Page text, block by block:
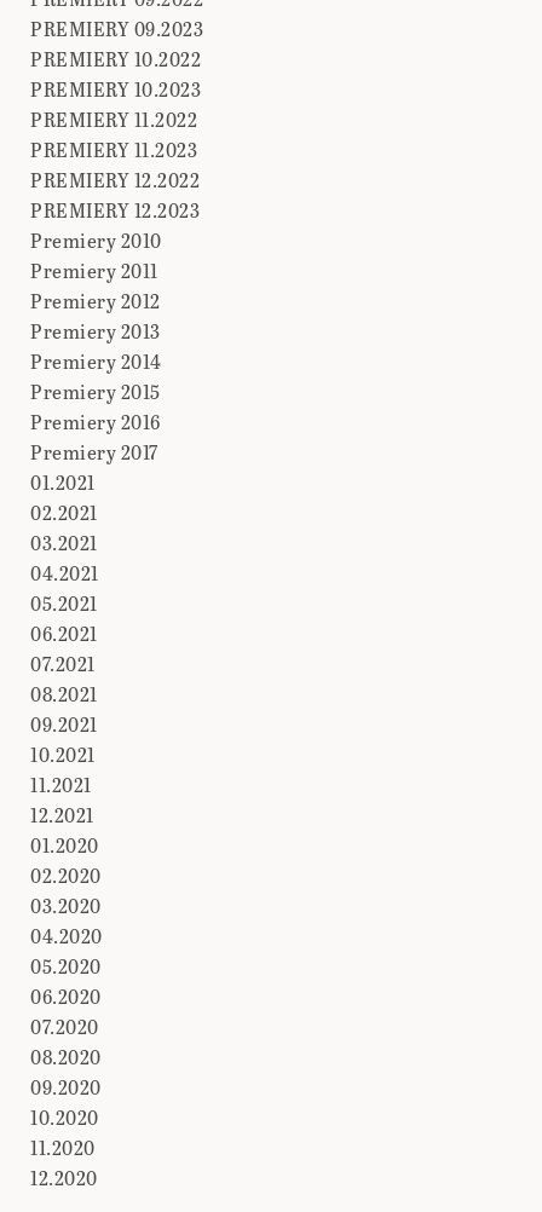
PREMIERY 09.2023
PREMIERY 10.2022
PREMIERY 10.2023
PREMIERY 11.2022
PREMIERY 11.2023
PREMIERY 12.2022
PREMIERY 12.2023
Premiery 2010
Premiery 2011
Premiery 2012
Premiery 2013
Premiery 2014
Premiery 2015
Premiery 2016
Premiery 2017
01.2021
02.2021
03.2021
04.2021
05.2021
06.2021
07.2021
08.2021
09.2021
10.2021
11.2021
12.2021
01.2020
02.2020
03.2020
04.2020
05.2020
06.2020
07.2020
08.2020
09.2020
10.2020
11.2020
12.2020